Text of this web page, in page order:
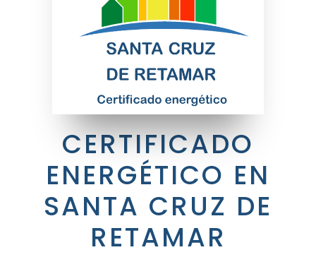
CERTIFICADO
ENERGÉTICO EN
SANTA CRUZ DE
RETAMAR